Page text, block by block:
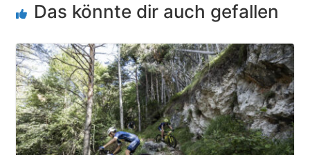
Das könnte dir auch gefallen